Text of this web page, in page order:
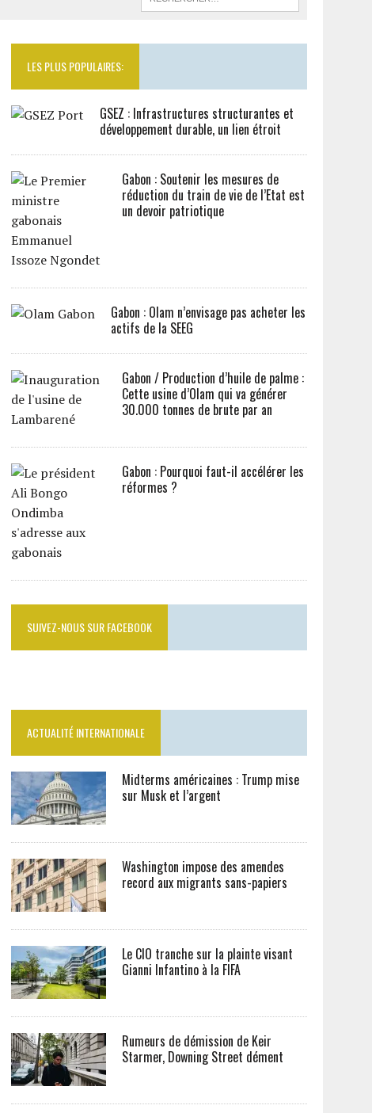
LES PLUS POPULAIRES:
GSEZ : Infrastructures structurantes et
développement durable, un lien étroit
Gabon : Soutenir les mesures de
réduction du train de vie de l’Etat est
un devoir patriotique
Gabon : Olam n’envisage pas acheter les
actifs de la SEEG
Gabon / Production d’huile de palme :
Cette usine d’Olam qui va générer
30.000 tonnes de brute par an
Gabon : Pourquoi faut-il accélérer les
réformes ?
SUIVEZ-NOUS SUR FACEBOOK
ACTUALITÉ INTERNATIONALE
Midterms américaines : Trump mise
sur Musk et l’argent
Washington impose des amendes
record aux migrants sans-papiers
Le CIO tranche sur la plainte visant
Gianni Infantino à la FIFA
Rumeurs de démission de Keir
Starmer, Downing Street dément